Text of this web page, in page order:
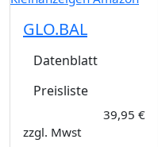
GLO.BAL
Datenblatt
Preisliste
39,95 €
zzgl. Mwst